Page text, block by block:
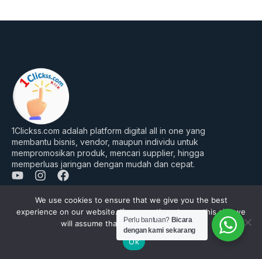
1Clickss.com adalah platform digital all in one yang
membantu bisnis, vendor, maupun individu untuk
mempromosikan produk, mencari supplier, hingga
memperluas jaringan dengan mudah dan cepat.
Y
o
t
I
n
s
t
F
a
c
e
b
Perusahaan
Tentang Kami
Perlu bantuan? Bicara
dengan kami sekarang
We use cookies to ensure that we give you the best
experience on our website. If you continue to use this site we
will assume that you are happy with it.
Ok